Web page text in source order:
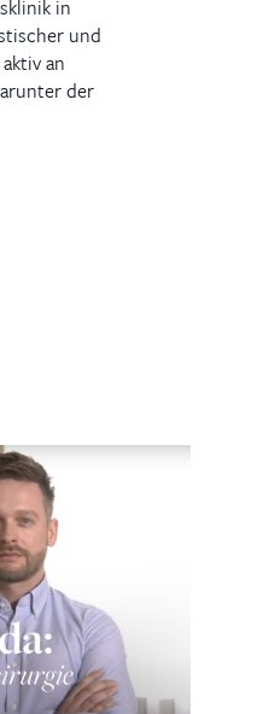
in
und
an
der